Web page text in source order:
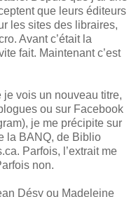
que leurs éditeurs
les sites des libraires,
Avant c’était la
fait. Maintenant c’est
vois un nouveau titre,
ou sur Facebook
je me précipite sur
la BANQ, de Biblio
Parfois, l’extrait me
non.
Désy ou Madeleine